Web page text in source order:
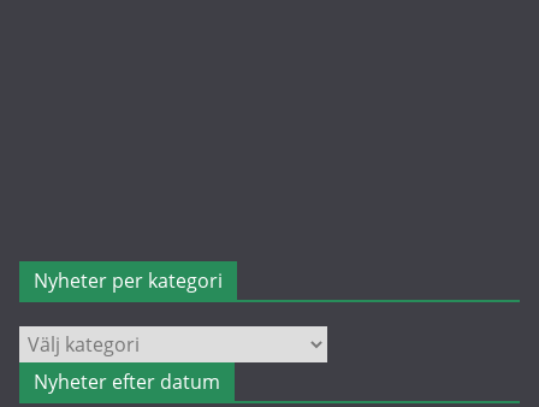
Nyheter per kategori
Nyheter
per
kategori
Nyheter efter datum